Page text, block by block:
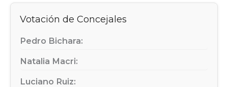
Votación de Concejales
Pedro Bichara:
Natalia Macri:
Luciano Ruiz: